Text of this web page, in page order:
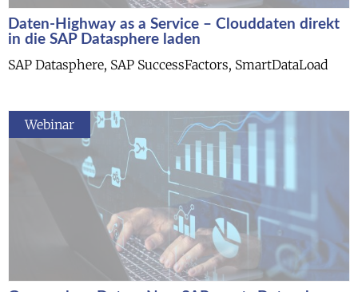
Daten-Highway as a Service – Clouddaten direkt
in die SAP Datasphere laden
SAP Datasphere, SAP SuccessFactors, SmartDataLoad
Webinar